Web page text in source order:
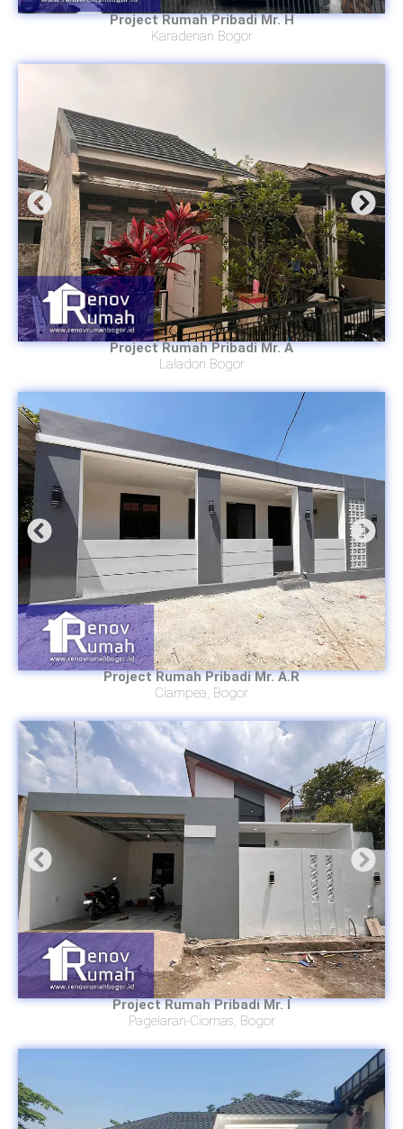
Project Rumah Pribadi Mr. H
Karadenan Bogor
Project Rumah Pribadi Mr. A
Laladon Bogor
Project Rumah Pribadi Mr. A.R
Ciampea, Bogor
Project Rumah Pribadi Mr. I
Pagelaran-Ciomas, Bogor